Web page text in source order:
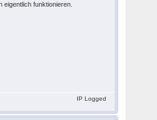
funktionieren.
IP Logged